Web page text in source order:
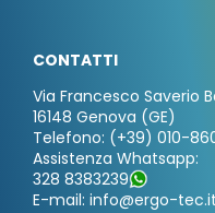
CONTATTI
Via Francesco Saverio
16148 Genova (GE)
Telefono: (+39) 010-
Assistenza Whatsapp:
328 8383239
E-mail: info@ergo-tec.it